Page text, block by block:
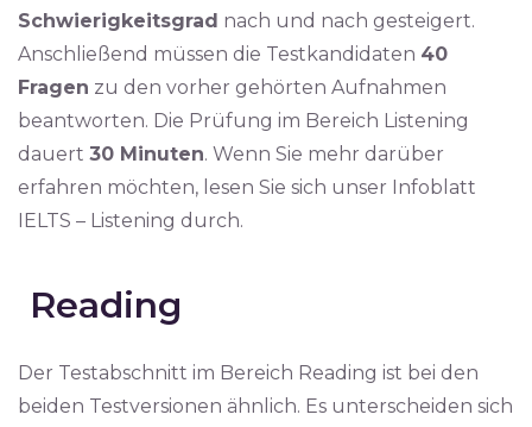
Schwierigkeitsgrad nach und nach gesteigert.
Anschließend müssen die Testkandidaten 40
Fragen zu den vorher gehörten Aufnahmen
beantworten. Die Prüfung im Bereich Listening
dauert 30 Minuten. Wenn Sie mehr darüber
erfahren möchten, lesen Sie sich unser Infoblatt
IELTS – Listening durch.
Reading
Der Testabschnitt im Bereich Reading ist bei den
beiden Testversionen ähnlich. Es unterscheiden sich